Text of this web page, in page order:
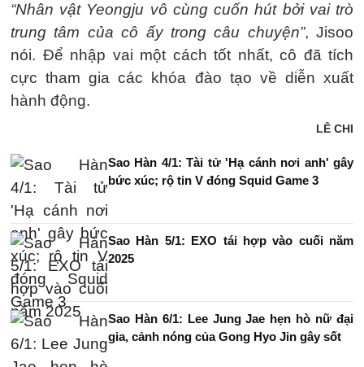
“Nhân vật Yeongju vô cùng cuốn hút bởi vai trò
trung tâm của cô ấy trong câu chuyện”, Jisoo
nói. Để nhập vai một cách tốt nhất, cô đã tích
cực tham gia các khóa đào tạo về diễn xuất
hành động.
LÊ CHI
Sao Hàn 4/1: Tài tử 'Hạ cánh nơi anh' gây
bức xúc; rộ tin V đóng Squid Game 3
Sao Hàn 5/1: EXO tái hợp vào cuối năm
2025
Sao Hàn 6/1: Lee Jung Jae hẹn hò nữ đại
gia, cảnh nóng của Gong Hyo Jin gây sốt